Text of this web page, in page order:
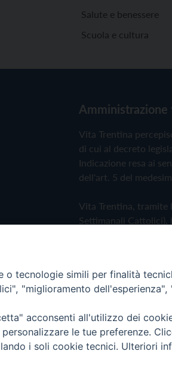
Salute e benessere
Scuola e cultura
Amministrazione
Vita Trentina
di cui al decreto
Indicazione resa ai
dell'art. 5 del
Vita Trentina, tramite
Settimanali
Privacy Policy
- Vita Trentina Editrice
o tecnologie simili per finalità
"miglioramento
acconsenti all'utilizzo dei
le tue preferenze.
i soli cookie tecnici. Ulteriori